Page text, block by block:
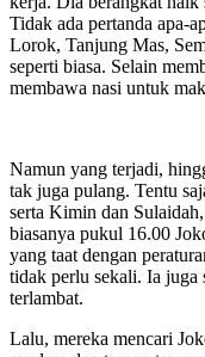
Tidak ada pertanda apa-
Lorok, Tanjung Mas,
seperti biasa. Selain
membawa nasi untuk
Namun yang terjadi,
tak juga pulang. Tentu
serta Kimin dan
biasanya pukul 16.00
yang taat dengan
tidak perlu sekali. Ia juga
terlambat.
Lalu, mereka mencari